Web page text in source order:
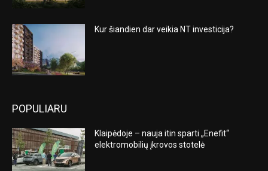
Kur šiandien dar veikia NT investicija?
POPULIARU
Klaipėdoje – nauja itin sparti „Enefit“
elektromobilių įkrovos stotelė